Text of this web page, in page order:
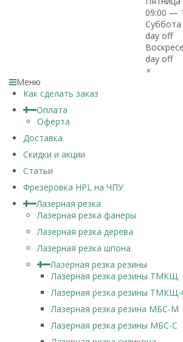
09:00 —
Суббота
day off
day off
×
Меню
Как сделать заказ
Оплата
Оферта
Доставка
Скидки и акции
Статьи
Фрезеровка HPL на ЧПУ
Лазерная резка
Лазерная резка фанеры
Лазерная резка дерева
Лазерная резка шпона
Лазерная резка резины
Лазерная резка резины ТМКЩ
Лазерная резка резины ТМКЩ-
Лазерная резка резина МБС-М
Лазерная резка резины МБС-С